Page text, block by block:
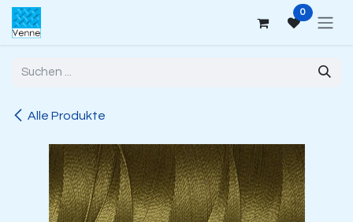
Zum Inhalt springen 0
Alle Produkte